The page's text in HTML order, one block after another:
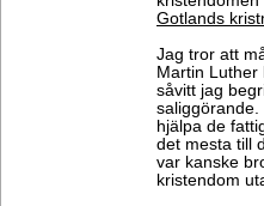
Gotlands
Jag tror att
Martin
såvitt jag
hjälpa de
det mesta till
var kanske
kristendom